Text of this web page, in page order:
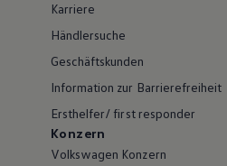
Karriere
Händlersuche
Geschäftskunden
Information zur Barrierefreiheit
Ersthelfer/ first responder
Konzern
Volkswagen Konzern